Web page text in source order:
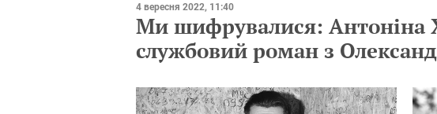
4 вересня 2022, 11:40
Ми шифрувалися: Антоніна
службовий роман з